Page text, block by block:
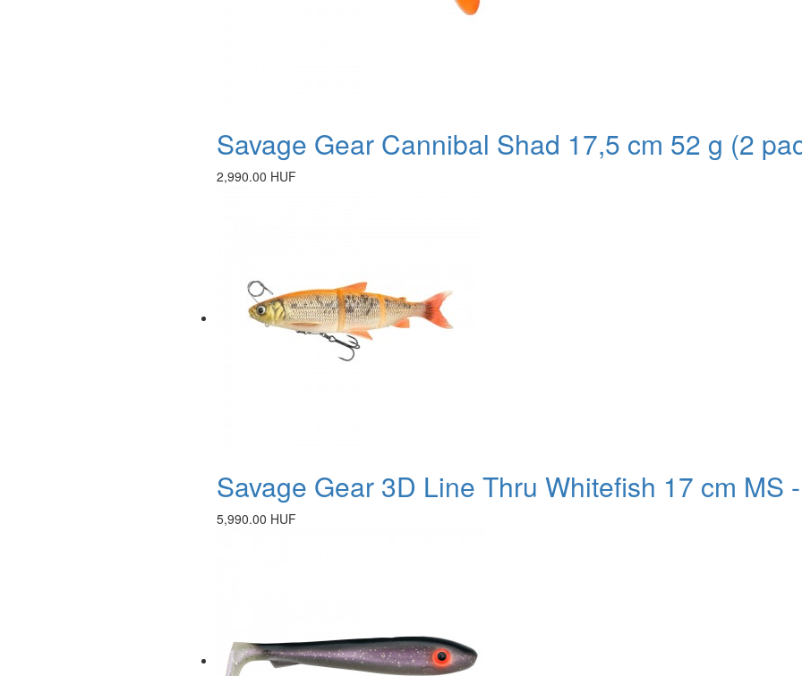
Savage Gear Cannibal Shad 17,5 cm 52 g (2
2,990.00 HUF
Savage Gear 3D Line Thru Whitefish 17 cm MS
5,990.00 HUF